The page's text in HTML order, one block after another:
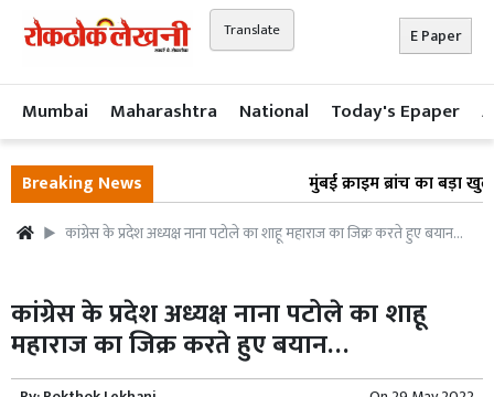
Translate E Paper
Mumbai Maharashtra National Today's Epaper
Breaking News मुंबई क्राइम ब्रांच का बड़ा
कांग्रेस के प्रदेश अध्यक्ष नाना पटोले का शाहू महाराज का जिक्र करते हुए बयान…
कांग्रेस के प्रदेश अध्यक्ष नाना पटोले का शाहू
महाराज का जिक्र करते हुए बयान…